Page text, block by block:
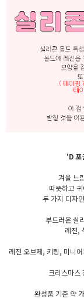
세요!
'D 포
겨울 느
따뜻하고
두 가지 디자
부드러운 실
레진,
레진 오브제, 키링, 미니
크리스마스
완성품 기준 약